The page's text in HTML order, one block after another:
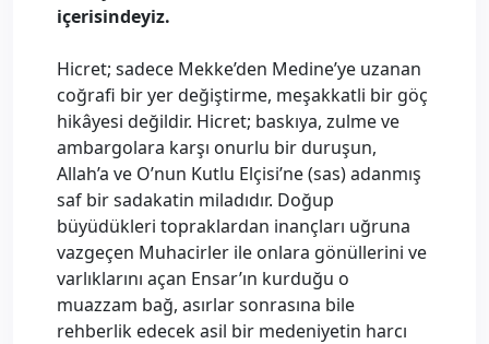
içerisindeyiz.
Hicret; sadece Mekke’den Medine’ye uzanan
coğrafi bir yer değiştirme, meşakkatli bir göç
hikâyesi değildir. Hicret; baskıya, zulme ve
ambargolara karşı onurlu bir duruşun,
Allah’a ve O’nun Kutlu Elçisi’ne (sas) adanmış
saf bir sadakatin miladıdır. Doğup
büyüdükleri topraklardan inançları uğruna
vazgeçen Muhacirler ile onlara gönüllerini ve
varlıklarını açan Ensar’ın kurduğu o
muazzam bağ, asırlar sonrasına bile
rehberlik edecek asil bir medeniyetin harcı